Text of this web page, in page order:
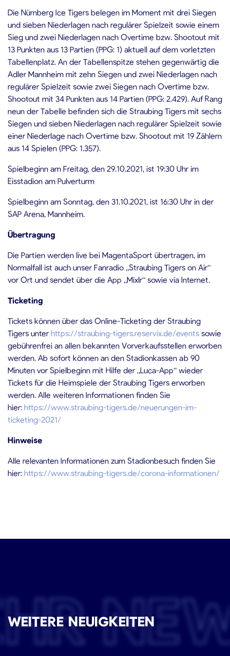
Die Nürnberg Ice Tigers belegen im Moment mit drei Siegen
und sieben Niederlagen nach regulärer Spielzeit sowie einem
Sieg und zwei Niederlagen nach Overtime bzw. Shootout mit
13 Punkten aus 13 Partien (PPG: 1) aktuell auf dem vorletzten
Tabellenplatz. An der Tabellenspitze stehen gegenwärtig die
Adler Mannheim mit zehn Siegen und zwei Niederlagen nach
regulärer Spielzeit sowie zwei Siegen nach Overtime bzw.
Shootout mit 34 Punkten aus 14 Partien (PPG: 2.429). Auf Rang
neun der Tabelle befinden sich die Straubing Tigers mit sechs
Siegen und sieben Niederlagen nach regulärer Spielzeit sowie
einer Niederlage nach Overtime bzw. Shootout mit 19 Zählern
aus 14 Spielen (PPG: 1.357).
Spielbeginn am Freitag, den 29.10.2021, ist 19:30 Uhr im
Eisstadion am Pulverturm
Spielbeginn am Sonntag, den 31.10.2021, ist 16:30 Uhr in der
SAP Arena, Mannheim.
Übertragung
Die Partien werden live bei MagentaSport übertragen, im
Normalfall ist auch unser Fanradio „Straubing Tigers on Air“
vor Ort und sendet über die App „Mixlr“ sowie via Internet.
Ticketing
Tickets können über das Online-Ticketing der Straubing
Tigers unter https://straubing-tigers.reservix.de/events sowie
gebührenfrei an allen bekannten Vorverkaufsstellen erworben
werden. Ab sofort können an den Stadionkassen ab 90
Minuten vor Spielbeginn mit Hilfe der „Luca-App“ wieder
Tickets für die Heimspiele der Straubing Tigers erworben
werden. Alle weiteren Informationen finden Sie
hier: https://www.straubing-tigers.de/neuerungen-im-
ticketing-2021/
Hinweise
Alle relevanten Informationen zum Stadionbesuch finden Sie
hier: https://www.straubing-tigers.de/corona-informationen/
WEITERE NEUIGKEITEN